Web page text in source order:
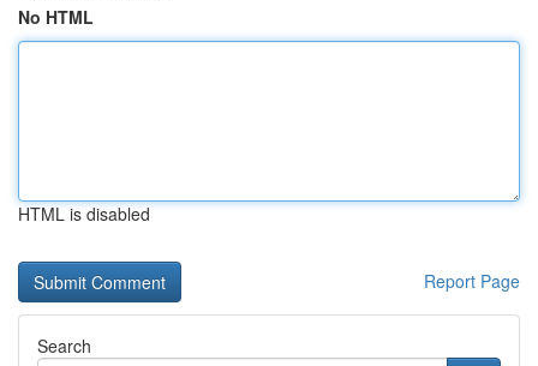
No HTML
HTML is disabled
Report Page
Search